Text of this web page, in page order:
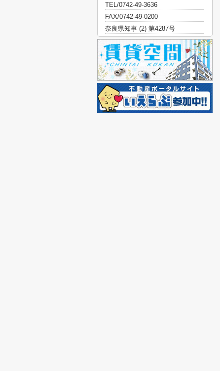
TEL/0742-49-3636
FAX/0742-49-0200
奈良県知事 (2) 第4287号